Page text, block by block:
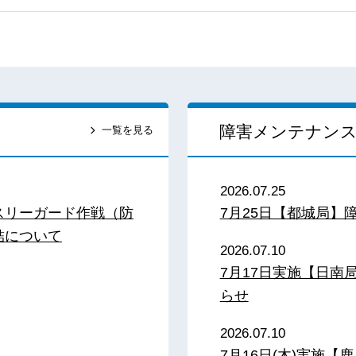
一覧を見る
ーガード作戦（防
ついて
障害メンテナン
2026.07.25
7月25日【都城局】
2026.07.10
7月17日実施【日南
らせ
2026.07.10